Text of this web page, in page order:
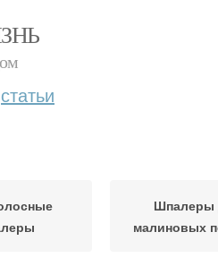
статьи
Шпалеры
малиновых